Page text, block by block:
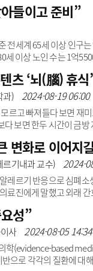
고 책임을 떠넘긴다.하
격 학력제한은 대통령
들이고 준비”
전세계 65세 이상 인구
세 이상 노인 수는 1억
성장 방식이 필수적
를 더욱 기민하게 눈
츠 ‘뇌(腦) 휴식
과) 2024-08-19 06:00
르고 빠져들다 보면 재
보면 한두 시간이 금
는 틱톡, 인스타그램
심사에 맞지 않는 콘텐
다.&n..
변화로 이어지
기내과 교수) 2024-
레르기 반응으로 심폐
료진에게 말했고 외래
지 덕분에 다른 항생제
구할 수 있음을 말해주
성”
사 2024-08-05 14:34
(evidence-based
으로 각각의 질환에